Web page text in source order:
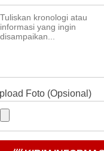
Foto (Opsional)